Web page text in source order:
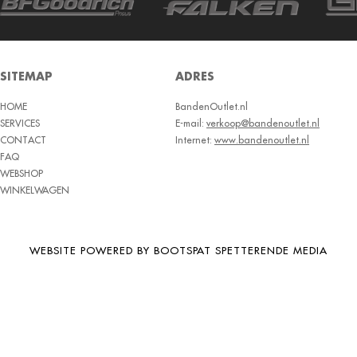
BRIDGESTONE
BRIWAY
CHAOYANG
CHENG SHIN
COMPASS
SITEMAP
HOME
SERVICES
CONTACT
FAQ
WEBSHOP
WINKELWAGEN
ADRES
BandenOutlet.nl
E-mail: verkoop@bandenoutlet.nl
Internet: www.bandenoutlet.nl
WEBSITE POWERED BY BOOTSPAT SPETTERENDE MEDIA